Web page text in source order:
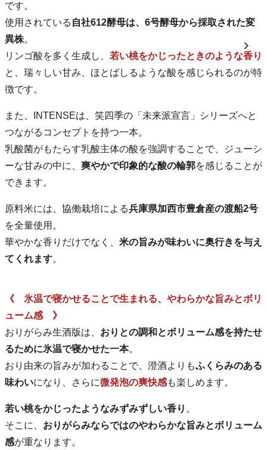
です。
使用されている 自社612酵母は、6号酵母から採取された変
異株。
リンゴ酸を多く生成し、 若い桃をかじったときのような香り
と、瑞々しい甘み、ほとばしるような酸を感じられるのが特
徴です。
また、INTENSEは、笑四季の「未来派宣言」シリーズへと
つながるコンセプトを持つ一本。
乳酸菌がもたらす乳酸主体の酸を強調することで、ジューシ
ーな甘みの中に、 爽やかで印象的な酸の輪郭を感じることが
できます。
原料米には、協働栽培による兵庫県加西市豊倉産の渡船2号
を全量使用。
華やかな香りだけでなく、 米の旨みが味わいに奥行きを与え
てくれます。
《 氷温で寝かせることで生まれる、やわらかな旨みとボリ
ューム感 》
おりがらみ生酒版は、 おりとの調和とボリューム感を持たせ
るために氷温で寝かせた一本。
おり由来の旨みが加わることで、澄酒よりもふくらみのある
味わいになり、さらに微発泡の爽快感も楽しめます。
若い桃をかじったようなみずみずしい香り 。
そこに、 おりがらみならではのやわらかな旨みとボリューム
感が重なります。